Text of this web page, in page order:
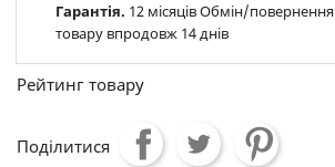
Гарантія. 12 місяців Обмін/повернення
товару впродовж 14 днів
Рейтинг товару
Поділитися